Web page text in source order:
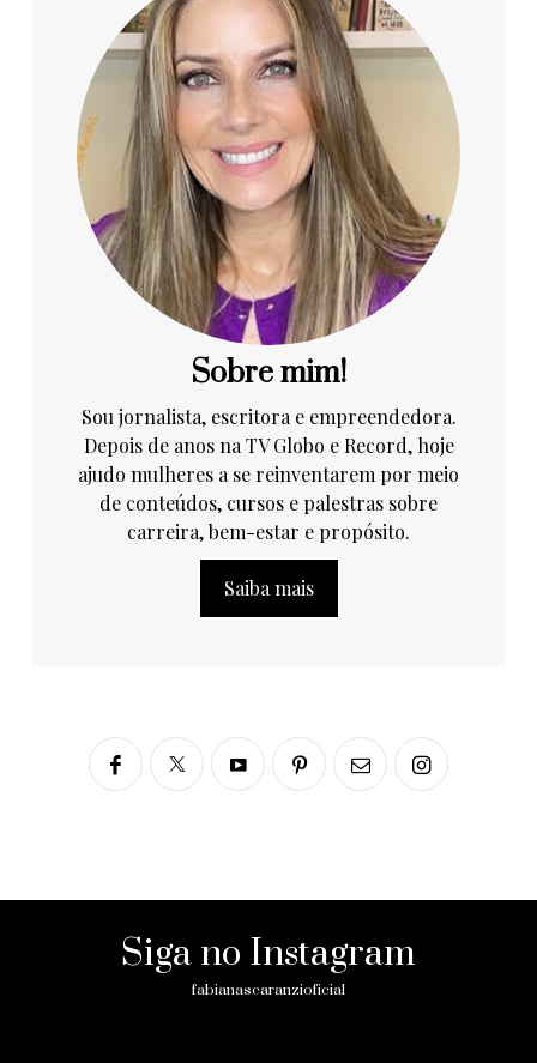
Sobre mim!
Sou jornalista, escritora e empreendedora.
Depois de anos na TV Globo e Record, hoje
ajudo mulheres a se reinventarem por meio
de conteúdos, cursos e palestras sobre
carreira, bem-estar e propósito.
Saiba mais
Siga no Instagram
fabianascaranzioficial